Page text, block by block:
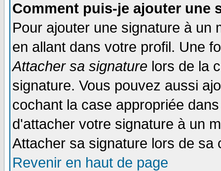
Comment puis-je ajouter une
Pour ajouter une signature à un
en allant dans votre profil. Une
Attacher sa signature lors de la
signature. Vous pouvez aussi
cochant la case appropriée
d'attacher votre signature à un
Attacher sa signature lors de sa
Revenir en haut de page